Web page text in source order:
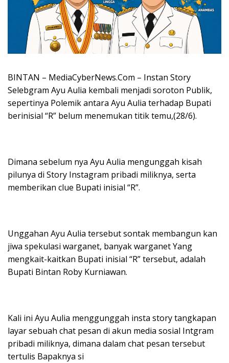
BINTAN – MediaCyberNews.Com – Instan Story
Selebgram Ayu Aulia kembali menjadi soroton Publik,
sepertinya Polemik antara Ayu Aulia terhadap Bupati
berinisial “R” belum menemukan titik temu,(28/6).
Dimana sebelum nya Ayu Aulia mengunggah kisah
pilunya di Story Instagram pribadi miliknya, serta
memberikan clue Bupati inisial “R”.
Unggahan Ayu Aulia tersebut sontak membangun kan
jiwa spekulasi warganet, banyak warganet Yang
mengkait-kaitkan Bupati inisial “R” tersebut, adalah
Bupati Bintan Roby Kurniawan.
Kali ini Ayu Aulia menggunggah insta story tangkapan
layar sebuah chat pesan di akun media sosial Intgram
pribadi miliknya, dimana dalam chat pesan tersebut
tertulis Bapaknya si